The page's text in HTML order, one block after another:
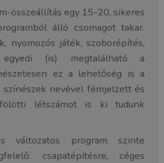
összeállítás egy 15-20, sikeres
álló csomagot takar.
nyomozós játék, szoborépítés,
(is) megtalálható a
ez a lehetőség is a
nevével fémjelzett és
létszámot is ki tudunk
program szinte
csapatépítésre, céges